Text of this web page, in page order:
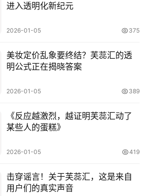
进入透明化新纪元
2026-01-05 375
美妆定价乱象要终结？芙蕊汇的透
明公式正在揭晓答案
2026-01-05 389
《反应越激烈，越证明芙蕊汇动了
某些人的蛋糕》
2026-01-05 419
击穿谣言！关于芙蕊汇，这是来自
用户们的真实声音